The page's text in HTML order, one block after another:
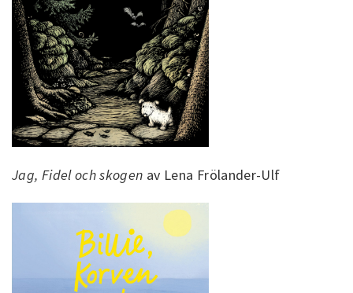
Jag, Fidel och skogen av Lena Frölander-Ulf